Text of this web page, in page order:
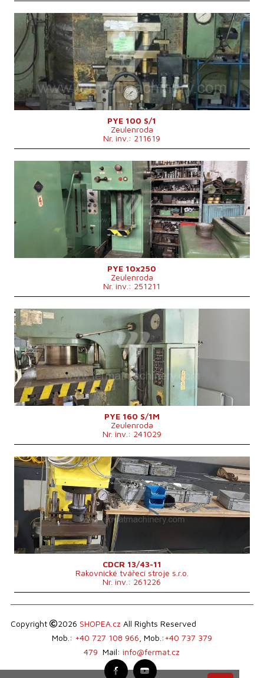
An fabricație:
0
Forța nominală de deformare a presei
100 t
Dimensiunile suprafeței de lucru a mesei750x560 mm
Dimensiunile berbecului
530x400 mm
Puterea motorului principal
15 kW
Dimensiunile mașinii L x l x Î
1900x1200x3030 mm
Geutatea mașinii
5000 kg
Cursa maximă a berbecului
500 mm
Descarcarea
360 mm
nu
PYE 100 S/1
Zeulenroda
Nr. inv.: 211619
1959
Forța nominală de deformare a presei
10 t
Dimensiunile suprafeței de lucru a mesei500x400 mm
Dimensiunile berbecului
450x280 mm
Puterea motorului principal
4 kW
Dimensiunile mașinii L x l x Î
1300x1000x2220 mm
Geutatea mașinii
1100 kg
Sistem de control
nu
PYE 10x250
Zeulenroda
Nr. inv.: 251211
An fabricație:
1984
Forța nominală de deformare a presei
160 t
Dimensiunile suprafeței de lucru a mesei900x630 mm
Puterea motorului principal
17 kW
Geutatea mașinii
7000 kg
Viteza de apropiere
200 mm/s
Cursa culisei
500 mm
Sistem de control
nu
PYE 160 S/1M
Zeulenroda
Nr. inv.: 241029
An fabricație:
2009
Forța nominală de deformare a presei
15 t
Dimensiunile suprafeței de lucru a meseimm
Cursa culisei
220 mm
Dimensiunile mașinii L x l x Î
1050x690x1400 mm
Geutatea mașinii
450 kg
Sistem de control
CDCR 13/43-11
Rakovnické tvářecí stroje s.r.o.
Nr. inv.: 261226
Copyright 2026 SHOPEA.cz All Rights Reserved
Mob.: +40 727 108 966 , Mob.:+40 737 379
479 Mail: info@fermat.cz